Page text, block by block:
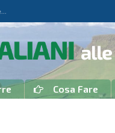
Cosa Fare